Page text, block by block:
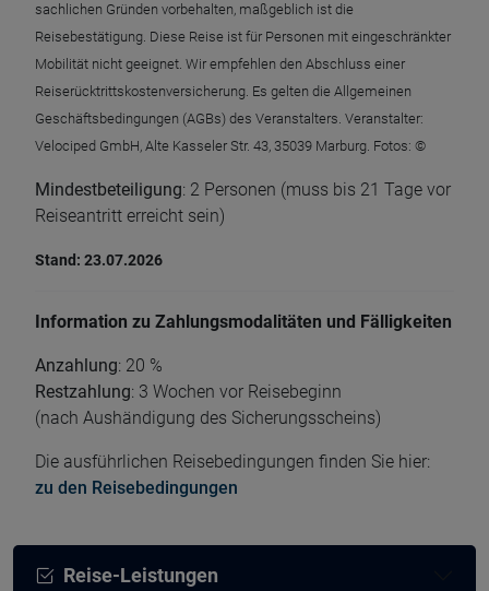
sachlichen Gründen vorbehalten, maßgeblich ist die
Reisebestätigung. Diese Reise ist für Personen mit eingeschränkter
Mobilität nicht geeignet. Wir empfehlen den Abschluss einer
Reiserücktrittskostenversicherung. Es gelten die Allgemeinen
Geschäftsbedingungen (AGBs) des Veranstalters. Veranstalter:
Velociped GmbH, Alte Kasseler Str. 43, 35039 Marburg. Fotos: ©
Mindestbeteiligung: 2 Personen (muss bis 21 Tage vor
Reiseantritt erreicht sein)
Stand: 23.07.2026
Information zu Zahlungsmodalitäten und Fälligkeiten
Anzahlung: 20 %
Restzahlung: 3 Wochen vor Reisebeginn
(nach Aushändigung des Sicherungsscheins)
Die ausführlichen Reisebedingungen finden Sie hier:
zu den Reisebedingungen
Reise-Leistungen